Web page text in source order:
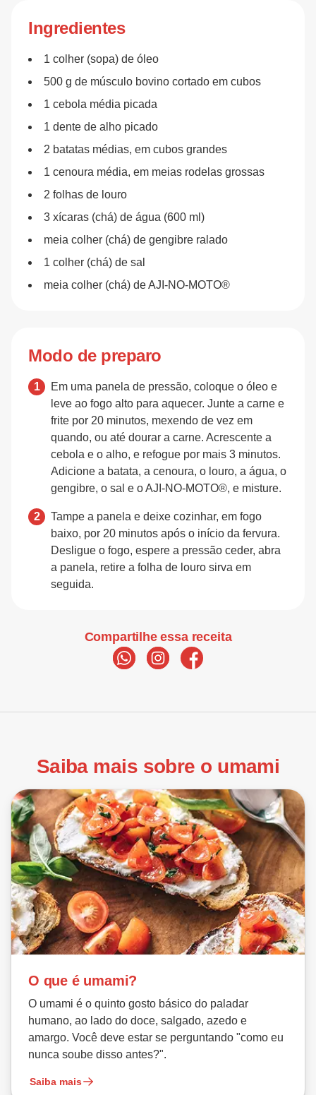
Ingredientes
1 colher (sopa) de óleo
500 g de músculo bovino cortado em cubos
1 cebola média picada
1 dente de alho picado
2 batatas médias, em cubos grandes
1 cenoura média, em meias rodelas grossas
2 folhas de louro
3 xícaras (chá) de água (600 ml)
meia colher (chá) de gengibre ralado
1 colher (chá) de sal
meia colher (chá) de AJI-NO-MOTO®
Modo de preparo
Em uma panela de pressão, coloque o óleo e
leve ao fogo alto para aquecer. Junte a carne e
frite por 20 minutos, mexendo de vez em
quando, ou até dourar a carne. Acrescente a
cebola e o alho, e refogue por mais 3 minutos.
Adicione a batata, a cenoura, o louro, a água, o
gengibre, o sal e o AJI-NO-MOTO®, e misture.
Tampe a panela e deixe cozinhar, em fogo
baixo, por 20 minutos após o início da fervura.
Desligue o fogo, espere a pressão ceder, abra
a panela, retire a folha de louro sirva em
seguida.
Compartilhe essa receita
Saiba mais sobre o umami
O que é umami?
O umami é o quinto gosto básico do paladar
humano, ao lado do doce, salgado, azedo e
amargo. Você deve estar se perguntando "como eu
nunca soube disso antes?".
Saiba mais